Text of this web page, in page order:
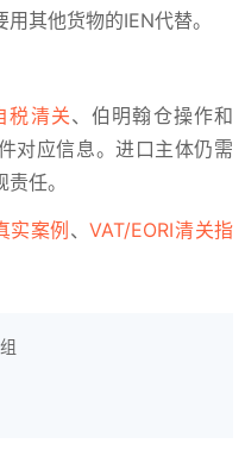
其他货物的IEN代替。
税清关、伯明翰仓操作和
对应信息。进口主体仍需
任。
实案例 、VAT/EORI清关指